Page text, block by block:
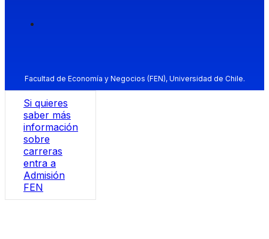
Facultad de Economía y Negocios (FEN), Universidad de Chile.
Si quieres
saber más
información
sobre
carreras
entra a
Admisión
FEN